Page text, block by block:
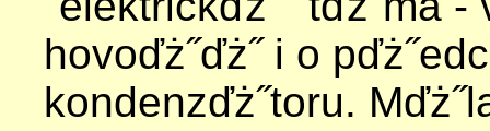
hovoďż˝ďż˝ i o
kondenzďż˝toru.